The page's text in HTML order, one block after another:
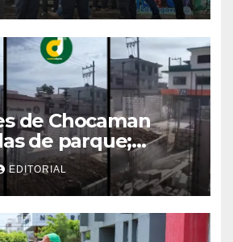
de Chocaman
de parque;
de
y drenaje
EDITORIAL